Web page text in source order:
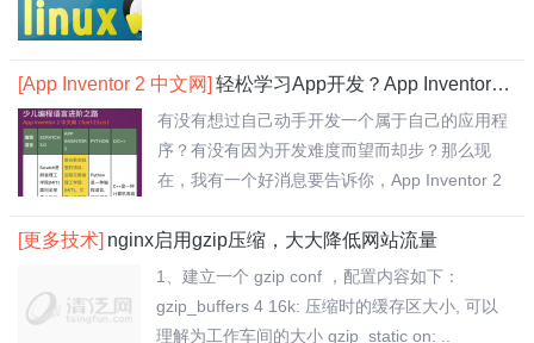
[App Inventor 2 中文网] 轻松学习App开发？App Inventor 2 中文网搞定！
有没有想过自己动手开发一个属于自己的应用程
序？有没有因为开发难度而望而却步？那么现
在，我有一个好消息要告诉你，App Inventor 2
[更多技术] nginx启用gzip压缩，大大降低网站流量
1、建立一个 gzip conf ，配置内容如下：
gzip_buffers 4 16k: 压缩时的缓存区大小, 可以
理解为工作车间的大小 gzip_static on: ..